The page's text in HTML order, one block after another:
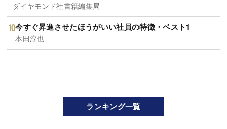
ダイヤモンド社書籍編集局
今すぐ昇進させたほうがいい社員の特徴・ベスト1
本田淳也
ランキング一覧